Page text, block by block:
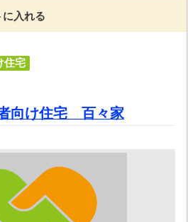
入れる
住宅
向け住宅 百々家